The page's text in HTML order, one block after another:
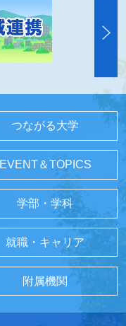
つながる大学
EVENT＆TOPICS
学部・学科
就職・キャリア
附属機関